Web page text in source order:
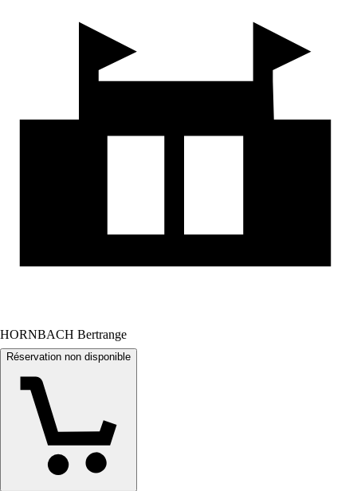
HORNBACH Bertrange
Réservation non disponible